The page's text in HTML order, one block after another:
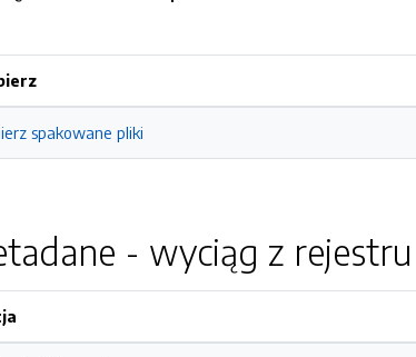
spakowane pliki
- wyciąg z